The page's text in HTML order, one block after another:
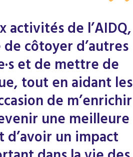
activités de l’AIDQ,
côtoyer d’autres
et de mettre de
tout en aidant les
de m’enrichir
une meilleure
un impact